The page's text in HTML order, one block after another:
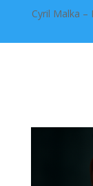
Cyril Malka